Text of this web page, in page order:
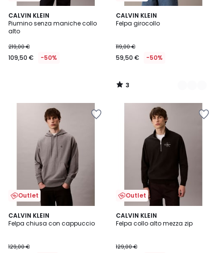
CALVIN KLEIN
Piumino senza maniche collo
alto
219,00 €
109,50 € -50%
CALVIN KLEIN
Felpa girocollo
119,00 €
59,50 € -50%
3
/
2
Colori
3
/
Outlet
CALVIN KLEIN
Felpa chiusa con cappuccio
129,00 €
Outlet
CALVIN KLEIN
Felpa collo alto mezza zip
129,00 €